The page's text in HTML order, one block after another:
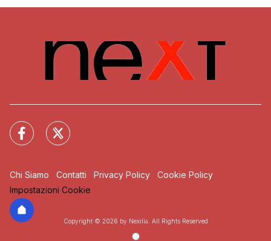
Chi Siamo Contatti Privacy Policy
Cookie Policy
Impostazioni Cookie
Copyright © 2026 by Nexilia. All Rights Reserved